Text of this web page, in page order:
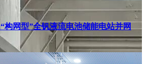
构网型”全钒液流电池储能电站并网